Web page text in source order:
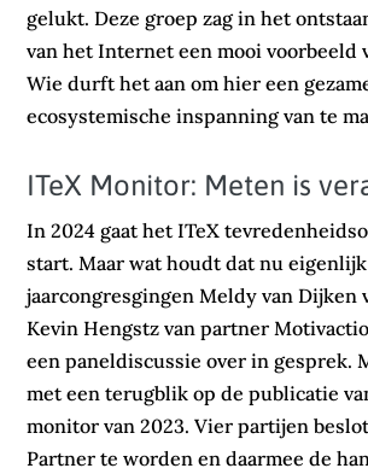
gelukt. Deze groep zag in het
van het Internet een mooi voorbeeld
Wie durft het aan om hier een
ecosystemische inspanning van te
ITeX Monitor: Meten is
In 2024 gaat het ITeX
start. Maar wat houdt dat nu
jaarcongresgingen Meldy van Dijken
Kevin Hengstz van partner
een paneldiscussie over in gesprek.
met een terugblik op de publicatie
monitor van 2023. Vier partijen
Partner te worden en daarmee de